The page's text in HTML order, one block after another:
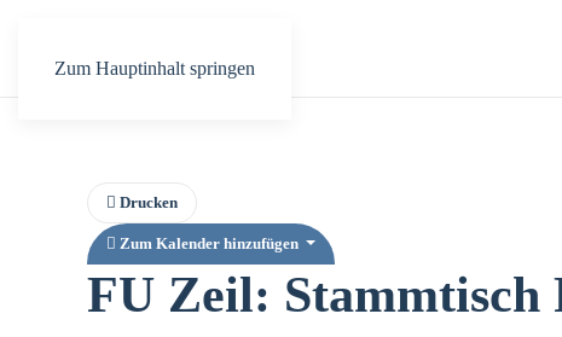
Zum Hauptinhalt springen
Drucken
Zum Kalender hinzufügen
FU Zeil: